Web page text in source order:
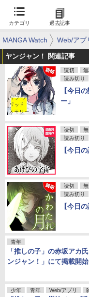
カテゴリ 過去記事
MANGA Watch Web/アプ
ヤンジャン！ 関連記事
読切
読み切り
【今日
ー」
読切
読み切り
【今日
読切
読み切り
【今日
青年
「推しの子」の赤坂アカ
ンジャン！」にて掲載開始
少年 青年 Web/アプリ